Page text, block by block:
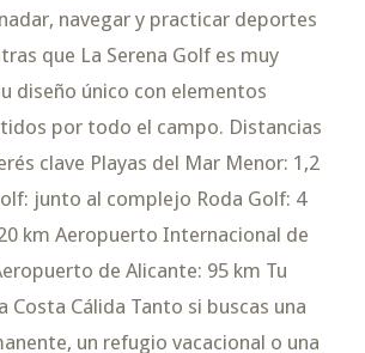
navegar y practicar deportes
que La Serena Golf es muy
diseño único con elementos
por todo el campo. Distancias
clave Playas del Mar Menor: 1,2
junto al complejo Roda Golf: 4
km Aeropuerto Internacional de
de Alicante: 95 km Tu
Costa Cálida Tanto si buscas una
un refugio vacacional o una